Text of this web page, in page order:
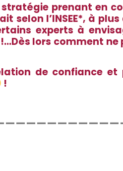
prenant en
l’INSEE*, à
ains experts à
lors comment
de confiance et
!
Martin-